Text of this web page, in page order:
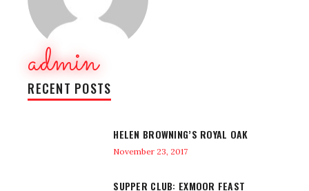
admin
RECENT POSTS
HELEN BROWNING’S ROYAL OAK
November 23, 2017
SUPPER CLUB: EXMOOR FEAST